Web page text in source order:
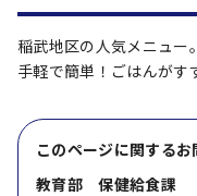
稲武地区の人気メニュー。
手軽で簡単！ごはんがす
このページに関するお
教育部 保健給食課